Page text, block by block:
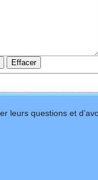
leurs questions et